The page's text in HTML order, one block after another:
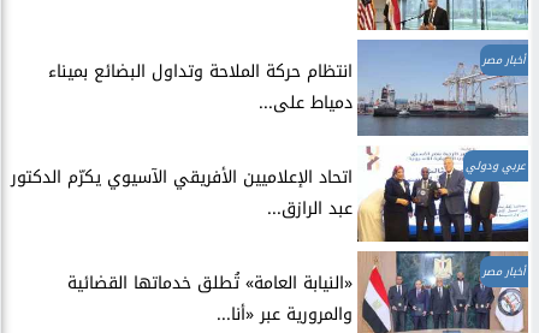
أخبار مصر
انتظام حركة الملاحة وتداول البضائع بميناء
دمياط على...
عربي ودولي
اتحاد الإعلاميين الأفريقي الآسيوي يكرّم الدكتور
عبد الرازق...
أخبار مصر
​«النيابة العامة» تُطلق خدماتها القضائية
والمرورية عبر «أنا...